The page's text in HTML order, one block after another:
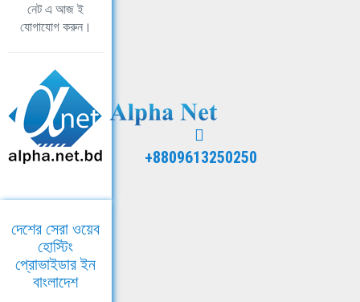
নেট এ আজ ই
যোগাযোগ করুন।
+8809613250250
দেশের সেরা ওয়েব
হোস্টিং
প্রোভাইডার ইন
বাংলাদেশ